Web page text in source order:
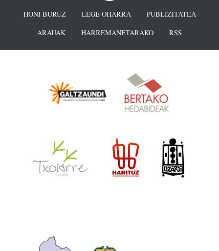
HONI BURUZ LEGE OHARRA
PUBLIZITATEA
ARAUAK
HARREMANETARAKO RSS